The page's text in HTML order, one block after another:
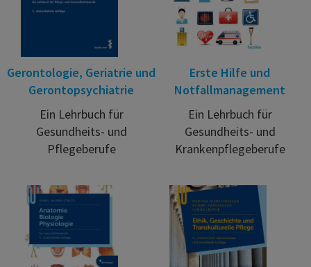
Gerontologie, Geriatrie und
Gerontopsychiatrie
Ein Lehrbuch für
Gesundheits- und
Pflegeberufe
Erste Hilfe und
Notfallmanagement
Ein Lehrbuch für
Gesundheits- und
Krankenpflegeberufe